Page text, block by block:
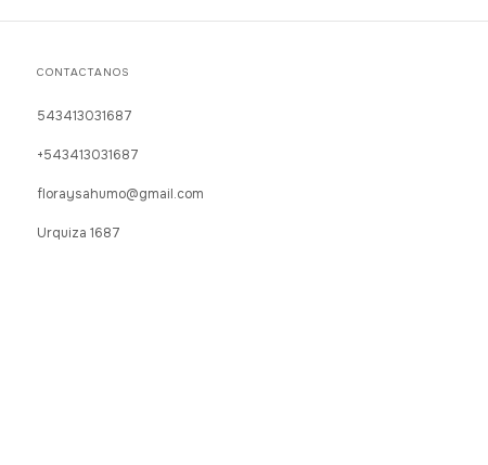
CONTACTANOS
543413031687
+543413031687
floraysahumo@gmail.com
Urquiza 1687